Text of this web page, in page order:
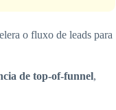
o fluxo de leads para
de top-of-funnel,